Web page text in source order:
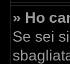
» Ho
Se sei